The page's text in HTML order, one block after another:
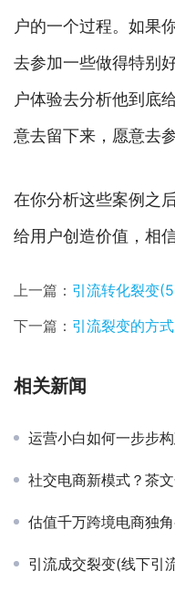
户的一个过程。如果
去参加一些做得特别
户体验去分析他到底
意去留下来，愿意去
在你分析这些案例之
给用户创造价值，相
上一篇： 引流转化裂变
下一篇： 引流裂变的方式(怎
相关新闻
运营小白如何一步步
社交电商新模式？茶
估值千万跨境电商独
引流成交裂变(线下引流，线上